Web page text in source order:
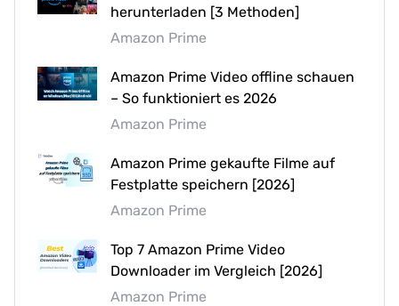
herunterladen [3 Methoden]
Amazon Prime
Amazon Prime Video offline schauen
– So funktioniert es 2026
Amazon Prime
Amazon Prime gekaufte Filme auf
Festplatte speichern [2026]
Amazon Prime
Top 7 Amazon Prime Video
Downloader im Vergleich [2026]
Amazon Prime